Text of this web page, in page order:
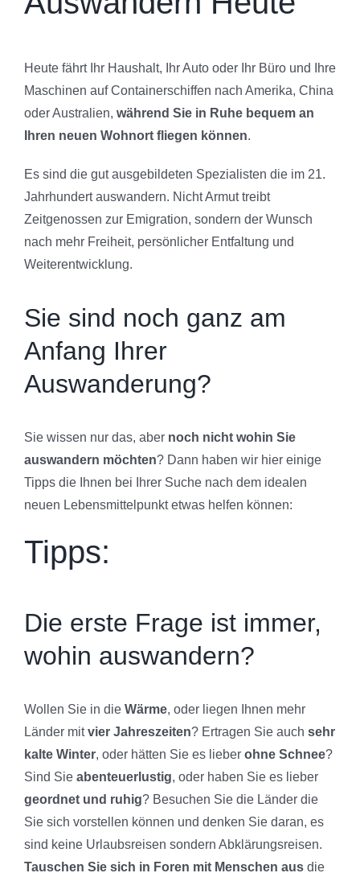
Heute fährt Ihr Haushalt, Ihr Auto oder Ihr Büro und Ihre
Maschinen auf Containerschiffen nach Amerika, China
oder Australien, während Sie in Ruhe bequem an
Ihren neuen Wohnort fliegen können.
Es sind die gut ausgebildeten Spezialisten die im 21.
Jahrhundert auswandern. Nicht Armut treibt
Zeitgenossen zur Emigration, sondern der Wunsch
nach mehr Freiheit, persönlicher Entfaltung und
Weiterentwicklung.
Sie sind noch ganz am
Anfang Ihrer
Auswanderung?
Sie wissen nur das, aber noch nicht wohin Sie
auswandern möchten? Dann haben wir hier einige
Tipps die Ihnen bei Ihrer Suche nach dem idealen
neuen Lebensmittelpunkt etwas helfen können:
Tipps:
Die erste Frage ist immer,
wohin auswandern?
Wollen Sie in die Wärme, oder liegen Ihnen mehr
Länder mitvier Jahreszeiten? Ertragen Sie auch sehr
kalte Winter, oder hätten Sie es lieber ohne Schnee?
Sind Sie abenteuerlustig, oder haben Sie es lieber
geordnet und ruhig? Besuchen Sie die Länder die
Sie sich vorstellen können und denken Sie daran, es
sind keine Urlaubsreisen sondern Abklärungsreisen.
Tauschen Sie sich in Foren mit Menschen aus die